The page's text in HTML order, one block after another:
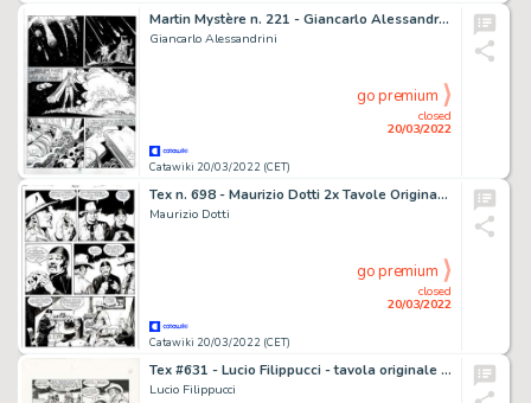
Martin Mystère n. 221 - Giancarlo Alessandrini 2x Tavola Originale "Strano ma vero" - Page volante - Exemplaire unique - (2000)
Giancarlo Alessandrini
Catawiki 20/03/2022 (CET)
closed
20/03/2022
go premium
Tex n. 698 - Maurizio Dotti 2x Tavole Originali "Panico a teatro" - Page volante - Exemplaire unique - (2018)
Maurizio Dotti
Catawiki 20/03/2022 (CET)
closed
20/03/2022
go premium
Tex #631 - Lucio Filippucci - tavola originale "L'oro dei Monti San Juan" - Page volante - Exemplaire unique - (2013)
Lucio Filippucci